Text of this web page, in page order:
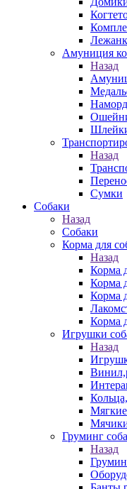
Амуниция
Назад
Назад
Сумки
Собаки
Назад
Собаки
Корма для
Назад
Корма
Корма
Корма
Корма
Игрушки
Назад
Мягкие
Груминг
Назад